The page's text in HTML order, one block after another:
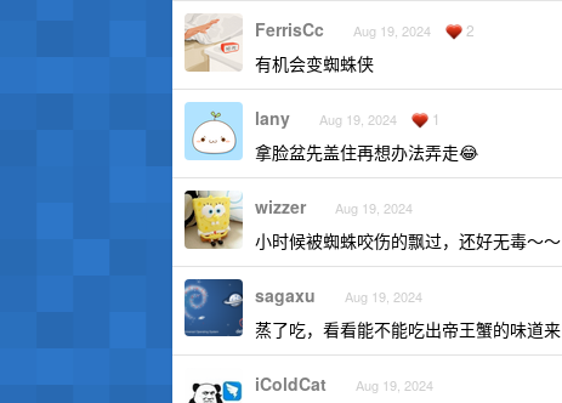
FerrisCc Aug 19, 2024 2
有机会变蜘蛛侠
lany Aug 19, 2024 1
拿脸盆先盖住再想办法弄走😂
wizzer Aug 19, 2024
小时候被蜘蛛咬伤的飘过，还好无毒～～
sagaxu Aug 19, 2024
蒸了吃，看看能不能吃出帝王蟹的味道来
iColdCat Aug 19, 2024